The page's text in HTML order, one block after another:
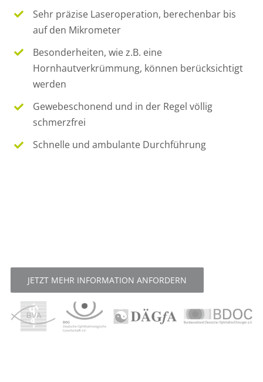
Sehr präzise Laseroperation, berechenbar bis
auf den Mikrometer
Besonderheiten, wie z.B. eine
Hornhautverkrümmung, können berücksichtigt
werden
Gewebeschonend und in der Regel völlig
schmerzfrei
Schnelle und ambulante Durchführung
JETZT MEHR INFORMATION ANFORDERN